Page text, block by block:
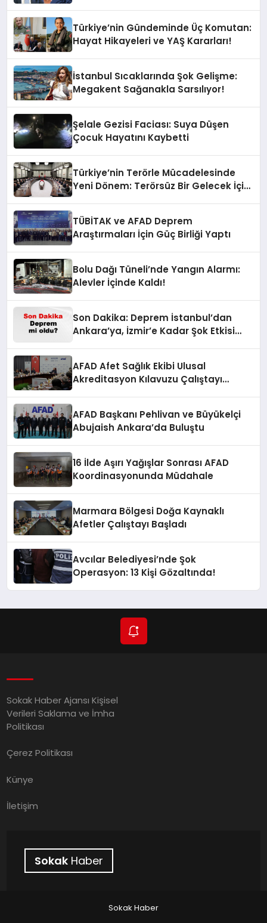
Türkiye’nin Gündeminde Üç Komutan:
Hayat Hikayeleri ve YAŞ Kararları!
İstanbul Sıcaklarında Şok Gelişme:
Megakent Sağanakla Sarsılıyor!
Şelale Gezisi Faciası: Suya Düşen
Çocuk Hayatını Kaybetti
Türkiye’nin Terörle Mücadelesinde
Yeni Dönem: Terörsüz Bir Gelecek İçin
TÜBİTAK ve AFAD Deprem
Araştırmaları İçin Güç Birliği Yaptı
Bolu Dağı Tüneli’nde Yangın Alarmı:
Alevler İçinde Kaldı!
Son Dakika: Deprem İstanbul’dan
Ankara’ya, İzmir’e Kadar Şok Etkisi
AFAD Afet Sağlık Ekibi Ulusal
Akreditasyon Kılavuzu Çalıştayı
AFAD Başkanı Pehlivan ve Büyükelçi
Abujaish Ankara’da Buluştu
16 İlde Aşırı Yağışlar Sonrası AFAD
Koordinasyonunda Müdahale
Marmara Bölgesi Doğa Kaynaklı
Afetler Çalıştayı Başladı
Avcılar Belediyesi’nde Şok
Operasyon: 13 Kişi Gözaltında!
Sokak Haber Ajansı Kişisel
Verileri Saklama ve İmha
Politikası
Çerez Politikası
Künye
İletişim
Sokak Haber
Sokak Haber